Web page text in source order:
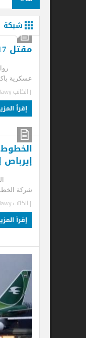
روالبندي
عسكرية باكستانية
Ashraf elgedawy
الخطوط
إيرباص إيه 320
الكويت "المسلة
شركة الخطوط الج ...
Ashraf elgedawy